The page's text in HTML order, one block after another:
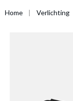
Home Verlichting